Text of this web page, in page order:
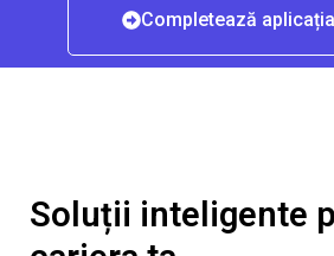
Completează aplicația
Soluții inteligente